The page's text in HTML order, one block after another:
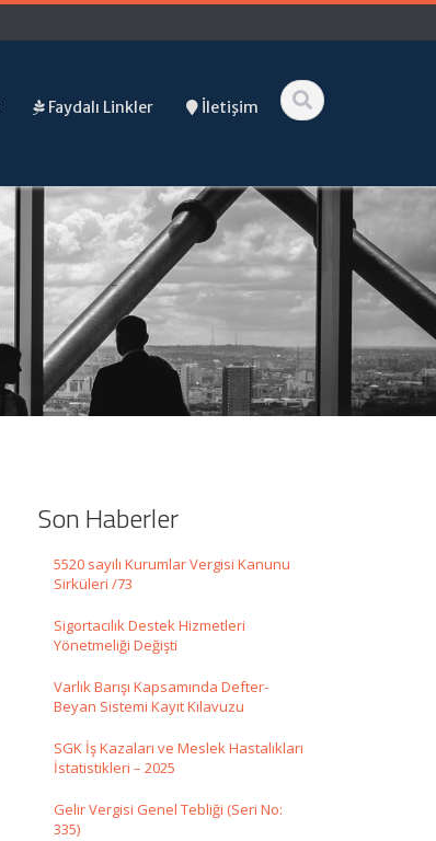
Faydalı Linkler İletişim
Son Haberler
5520 sayılı Kurumlar Vergisi Kanunu
Sirküleri /73
Sigortacılık Destek Hizmetleri
Yönetmeliği Değişti
Varlık Barışı Kapsamında Defter-
Beyan Sistemi Kayıt Kılavuzu
SGK İş Kazaları ve Meslek Hastalıkları
İstatistikleri – 2025
Gelir Vergisi Genel Tebliği (Seri No:
335)